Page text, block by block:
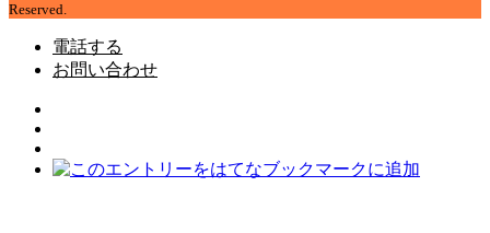
Reserved.
電話する
お問い合わせ